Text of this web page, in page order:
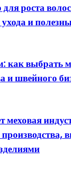
роста
и
как выбрать
и швейного
меховая